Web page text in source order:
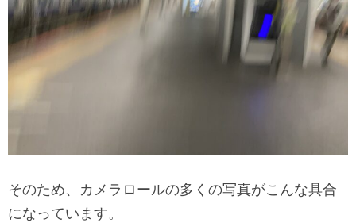
そのため、カメラロールの多くの写真がこんな具合
になっています。